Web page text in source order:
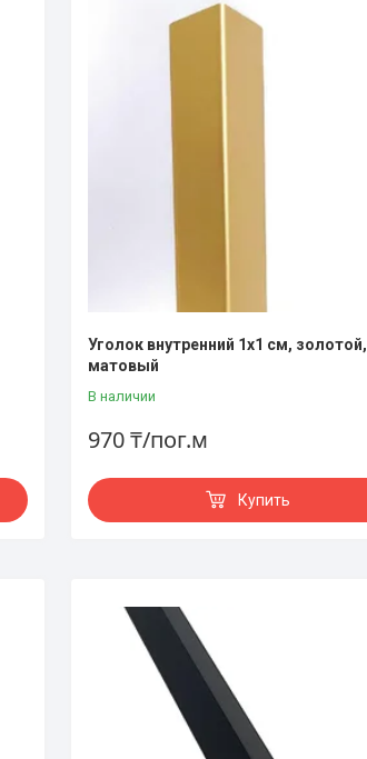
Уголок внутренний 1х1 см, золотой,
матовый
В наличии
970 ₸/пог.м
Купить